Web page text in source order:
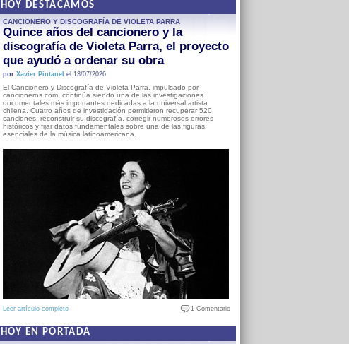
HOY DESTACAMOS
CANCIONERO Y DISCOGRAFÍA DE VIOLETA PARRA
Quince años del cancionero y la
discografía de Violeta Parra, el proyecto
que ayudó a ordenar su obra
por Xavier Pintanel el 13/07/2026
El Cancionero y Discografía de Violeta Parra, impulsado por
cancioneros.com, continúa siendo una de las investigaciones
documentales más importantes dedicadas a la universal artista
chilena. Cuatro años de investigación permitieron recuperar 520
canciones, reconstruir su discografía, corregir numerosos errores
históricos y fijar datos fundamentales sobre una de las figuras
esenciales de la música latinoamericana.
Leer artículo completo 1 Comentario
HOY EN PORTADA